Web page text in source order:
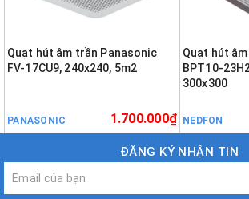
Quạt hút âm trần Panasonic
FV-17CU9, 240x240, 5m2
PANASONIC 1.700.000₫
Quạt hút
BPT10-23H25-A
300x300
NEDFON
ĐĂNG KÝ NHẬN TIN